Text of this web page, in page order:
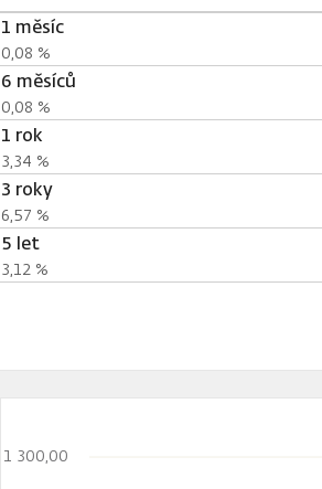
1 měsíc
0,08 %
6 měsíců
0,08 %
1 rok
3,34 %
3 roky
6,57 %
5 let
3,12 %
1 300,00